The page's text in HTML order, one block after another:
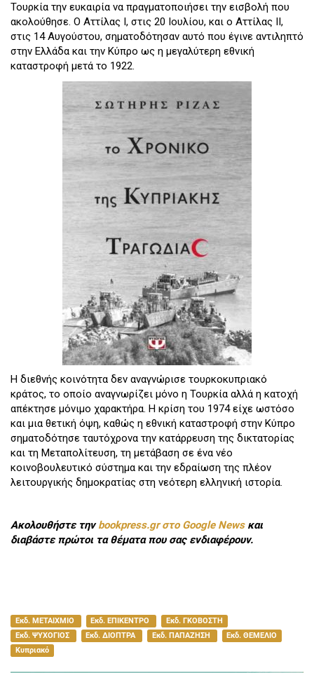
Τουρκία την ευκαιρία να πραγματοποιήσει την εισβολή που
ακολούθησε. Ο Αττίλας Ι, στις 20 Ιουλίου, και ο Αττίλας ΙΙ,
στις 14 Αυγούστου, σηματοδότησαν αυτό που έγινε αντιληπτό
στην Ελλάδα και την Κύπρο ως η μεγαλύτερη εθνική
καταστροφή μετά το 1922.
Η διεθνής κοινότητα δεν αναγνώρισε τουρκοκυπριακό
κράτος, το οποίο αναγνωρίζει μόνο η Τουρκία αλλά η κατοχή
απέκτησε μόνιμο χαρακτήρα. Η κρίση του 1974 είχε ωστόσο
και μια θετική όψη, καθώς η εθνική καταστροφή στην Κύπρο
σηματοδότησε ταυτόχρονα την κατάρρευση της δικτατορίας
και τη Μεταπολίτευση, τη μετάβαση σε ένα νέο
κοινοβουλευτικό σύστημα και την εδραίωση της πλέον
λειτουργικής δημοκρατίας στη νεότερη ελληνική ιστορία.
Ακολουθήστε τηνbookpress.gr στο Google Newsκαι
διαβάστε πρώτοι τα θέματα που σας ενδιαφέρουν.
Εκδ. ΜΕΤΑΙΧΜΙΟ Εκδ. ΕΠΙΚΕΝΤΡΟ
Εκδ. ΓΚΟΒΟΣΤΗ
Εκδ. ΨΥΧΟΓΙΟΣ
Εκδ. ΔΙΟΠΤΡΑ Εκδ. ΠΑΠΑΖΗΣΗ
Εκδ. ΘΕΜΕΛΙΟ
Κυπριακό